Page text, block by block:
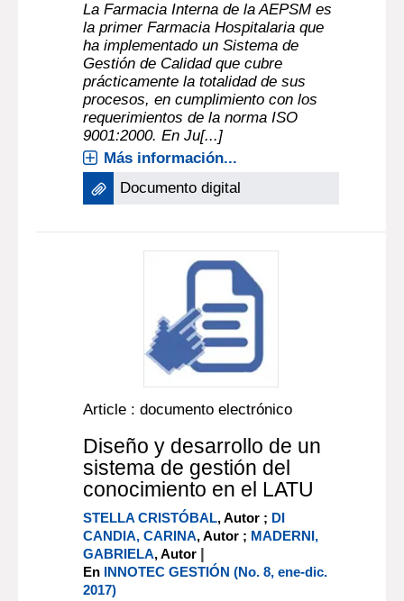
La Farmacia Interna de la AEPSM es
la primer Farmacia Hospitalaria que
ha implementado un Sistema de
Gestión de Calidad que cubre
prácticamente la totalidad de sus
procesos, en cumplimiento con los
requerimientos de la norma ISO
9001:2000. En Ju[...]
Más información...
Documento digital
Article : documento electrónico
Diseño y desarrollo de un
sistema de gestión del
conocimiento en el LATU
STELLA CRISTÓBAL, Autor ; DI
CANDIA, CARINA, Autor ; MADERNI,
GABRIELA, Autor |
En INNOTEC GESTIÓN (No. 8, ene-dic.
2017)